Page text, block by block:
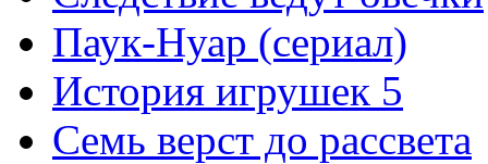
Паук-Нуар (сериал)
История игрушек 5
Семь верст до рассвета